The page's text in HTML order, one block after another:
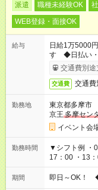
派遣 職種未経験OK
WEB登録・面接OK
給与
日給1万5000
す ◆日払い・
異なります
交通費別途
交通費 交通費
勤務地
東京都多摩市
京王 多摩セン
イベント会
勤務時間
▼シフト例 ・
17：00 ・13：00
仕事により勤
期間 即日～OK！